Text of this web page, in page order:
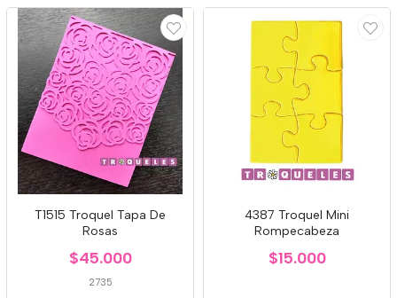
T1515 Troquel Tapa De
Rosas
$45.000
2735
4387 Troquel Mini
Rompecabeza
$15.000